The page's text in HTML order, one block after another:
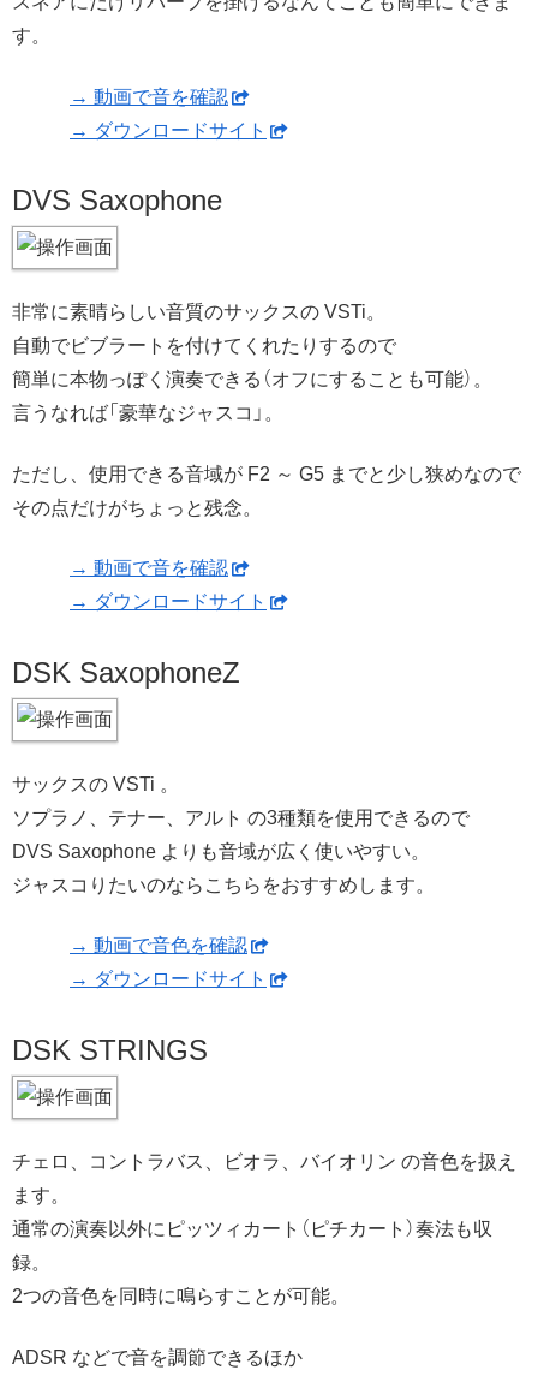
す。
→ 動画で音を確認
→ ダウンロードサイト
DVS Saxophone
非常に素晴らしい音質のサックスの VSTi。
自動でビブラートを付けてくれたりするので
簡単に本物っぽく演奏できる（オフにすることも可能）。
言うなれば「豪華なジャスコ」。
ただし、使用できる音域が F2 ～ G5 までと少し狭めなので
その点だけがちょっと残念。
→ 動画で音を確認
→ ダウンロードサイト
DSK SaxophoneZ
サックスの VSTi 。
ソプラノ、テナー、アルト の3種類を使用できるので
DVS Saxophone よりも音域が広く使いやすい。
ジャスコりたいのならこちらをおすすめします。
→ 動画で音色を確認
→ ダウンロードサイト
DSK STRINGS
チェロ、コントラバス、ビオラ、バイオリン の音色を扱え
ます。
通常の演奏以外にピッツィカート（ピチカート）奏法も収
録。
2つの音色を同時に鳴らすことが可能。
ADSR などで音を調節できるほか